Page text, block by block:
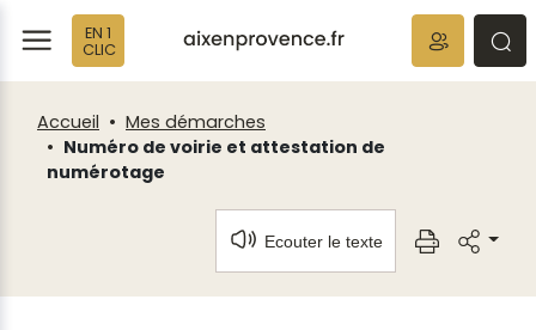
EN 1
CLIC
Accueil
Mes démarches
Numéro de voirie et attestation de
numérotage
Ecouter le texte
Fenêtre
de
chat
Panneau de gestion des cookies